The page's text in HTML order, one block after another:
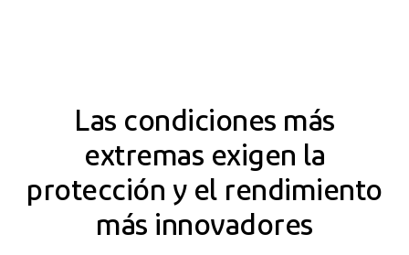
Las condiciones más
extremas exigen la
protección y el rendimiento
más innovadores